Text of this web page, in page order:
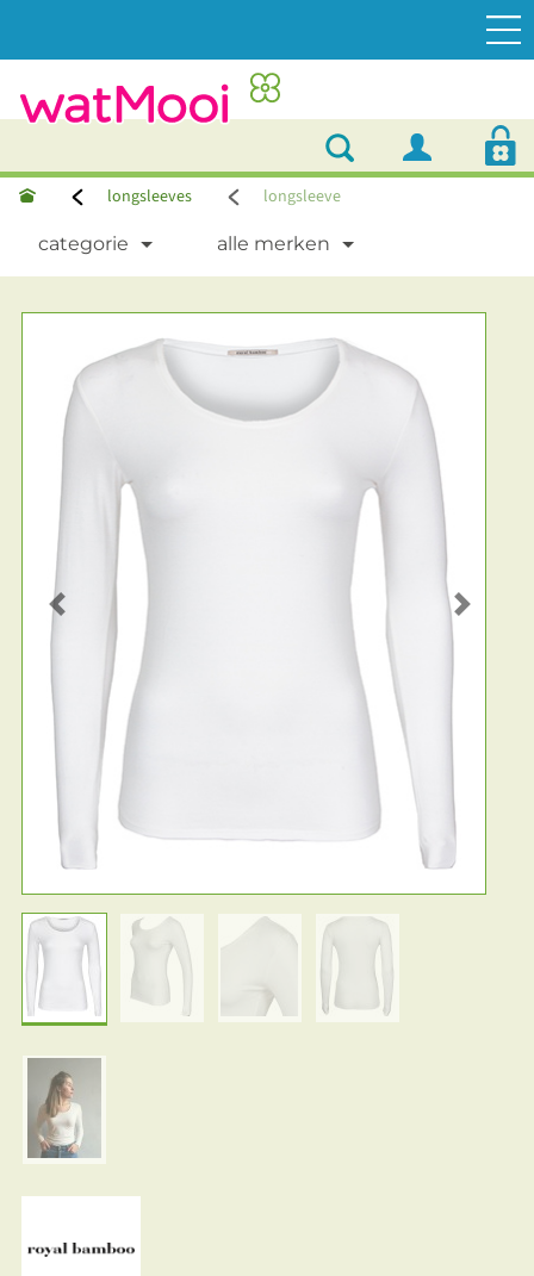
longsleeves longsleeve
categorie alle merken
Previous Next